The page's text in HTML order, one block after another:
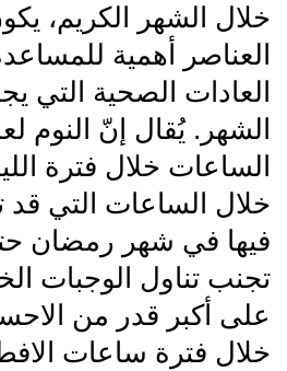
خلال الشهر الكريم،
العناصر أهمية
العادات الصحية التي
الشهر. يُقال إنّ النوم
الساعات خلال فترة
خلال الساعات التي
فيها في شهر رمضان
تجنب تناول الوجبات
على أكبر قدر من
خلال فترة ساعات